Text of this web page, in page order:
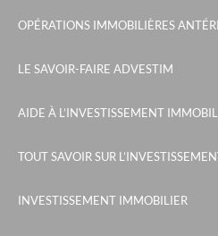
OPÉRATIONS IMMOBILIÈRES
LE SAVOIR-FAIRE ADVESTIM
AIDE À L’INVESTISSEMENT
TOUT SAVOIR SUR
INVESTISSEMENT IMMOBILIER